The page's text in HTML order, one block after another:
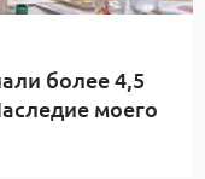
более 4,5
моего